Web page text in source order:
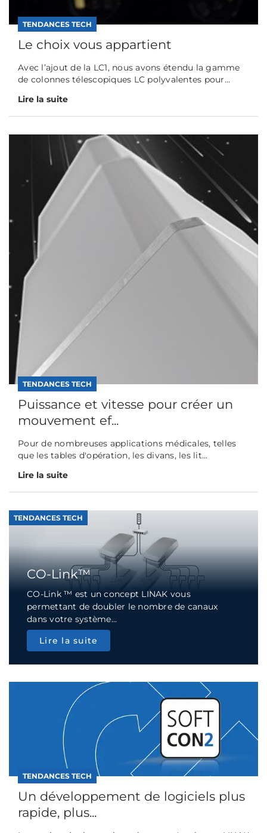
TENDANCES TECH
Le choix vous appartient
Avec l’ajout de la LC1, nous avons étendu la gamme
de colonnes télescopiques LC polyvalentes pour...
Lire la suite
TENDANCES TECH
Puissance et vitesse pour créer un
mouvement ef...
Pour de nombreuses applications médicales, telles
que les tables d'opération, les divans, les lit...
Lire la suite
TENDANCES TECH
CO-Link™
CO-Link ™ est un concept LINAK vous
permettant de doubler le nombre de canaux
dans votre système...
Lire la suite
TENDANCES TECH
Un développement de logiciels plus
rapide, plus...